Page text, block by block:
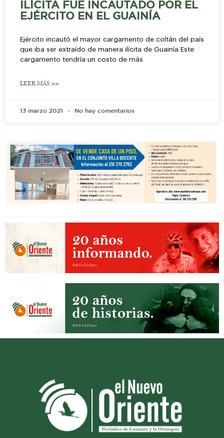
ILÍCITA FUE INCAUTADO POR EL
EJÉRCITO EN EL GUAINÍA
Ejército incautó el mayor cargamento de coltán del país
que iba ser extraído de manera ilícita de Guainía Este
cargamento tendría un costo de más
LEER MÁS >>
13 marzo 2021 No hay comentarios